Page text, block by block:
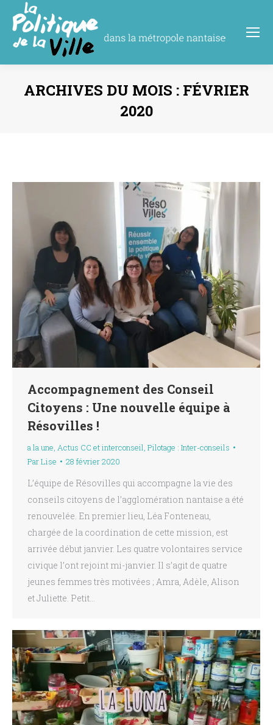
ARCHIVES DU MOIS : FÉVRIER
2020
Accompagnement des Conseil
Citoyens : Une nouvelle équipe à
Résovilles !
a la une, Actus CC et interconseil, Pilotage : Inter-conseils
ParLise 28 février 2020
L’équipe de Résovilles qui accompagne la vie des
conseils citoyens de l’agglomération nantaise a été
renouvelée. En premier lieu, Léa Fonteneau,
chargée de la coordination de cette mission, est
arrivée début janvier. Les quatre volontaires service
civique l’ont rejoint mi-janvier. Il s’agit de quatre
jeunes femmes très motivées ; Amra, Adèle, Alison
et Juliette. Petit…